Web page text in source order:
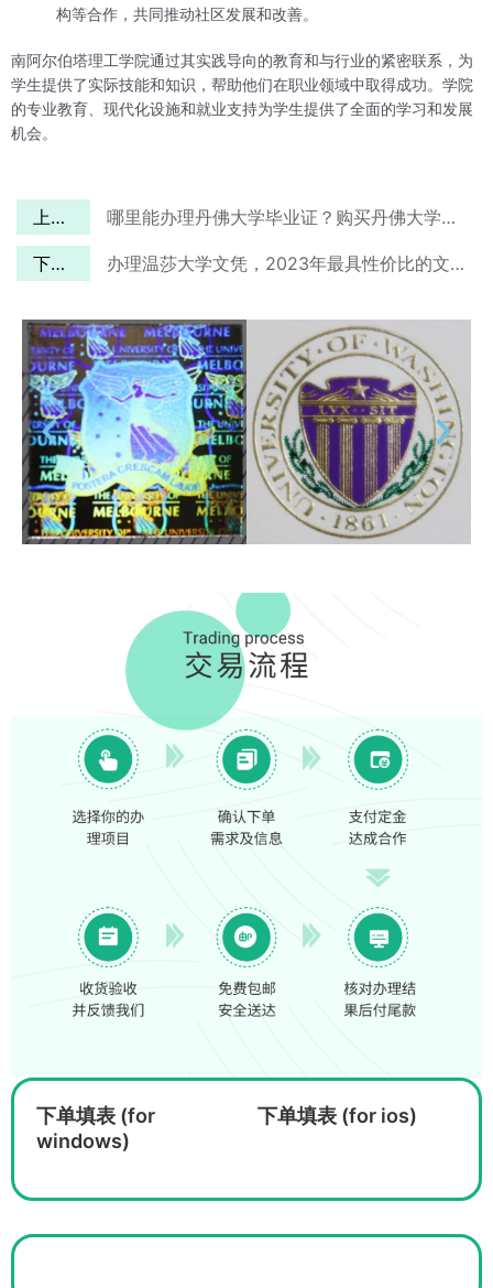
构等合作，共同推动社区发展和改善。
南阿尔伯塔理工学院通过其实践导向的教育和与行业的紧密联系，为
学生提供了实际技能和知识，帮助他们在职业领域中取得成功。学院
的专业教育、现代化设施和就业支持为学生提供了全面的学习和发展
机会。
上一篇 哪里能办理丹佛大学毕业证？购买丹佛大学文凭有什么流程？
下一篇 办理温莎大学文凭，2023年最具性价比的文凭办理机构推荐
下单填表 (for
windows)
下单填表 (for ios)